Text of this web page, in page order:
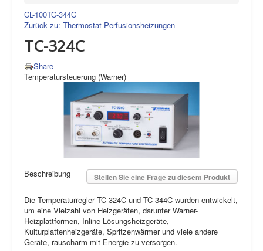
Kontakt
CL-100TC-344C
Zurück zu: Thermostat-Perfusionsheizungen
TC-324C
Share
Temperatursteuerung (Warner)
Stellen Sie eine Frage zu diesem Produkt
Beschreibung
Die Temperaturregler TC-324C und TC-344C wurden entwickelt,
um eine Vielzahl von Heizgeräten, darunter Warner-
Heizplattformen, Inline-Lösungsheizgeräte,
Kulturplattenheizgeräte, Spritzenwärmer und viele andere
Geräte, rauscharm mit Energie zu versorgen.